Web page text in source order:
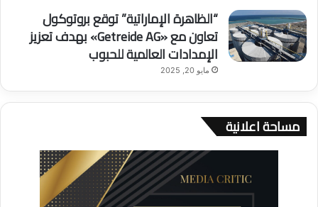
“الظاهرة الإماراتية” توقع بروتوكول
تعاون مع «Getreide AG» بهدف تعزيز
الإمدادات العالمية للحبوب
مايو 20, 2025
مساحة اعلانية